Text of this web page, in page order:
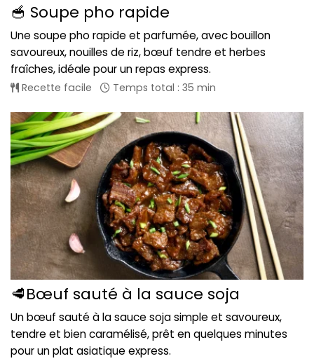
🥣 Soupe pho rapide
Une soupe pho rapide et parfumée, avec bouillon
savoureux, nouilles de riz, bœuf tendre et herbes
fraîches, idéale pour un repas express.
Recette facile Temps total : 35 min
🥩Bœuf sauté à la sauce soja
Un bœuf sauté à la sauce soja simple et savoureux,
tendre et bien caramélisé, prêt en quelques minutes
pour un plat asiatique express.